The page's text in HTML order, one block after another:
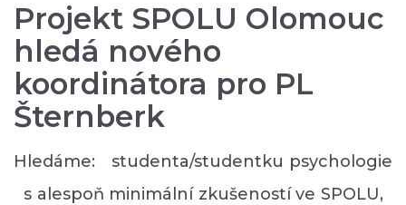
Projekt SPOLU Olomouc
hledá nového
koordinátora pro PL
Šternberk
Hledáme: studenta/studentku psychologie
s alespoň minimální zkušeností ve SPOLU,